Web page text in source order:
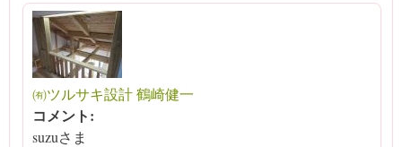
㈲ツルサキ設計 鶴崎健一
コメント:
suzuさま